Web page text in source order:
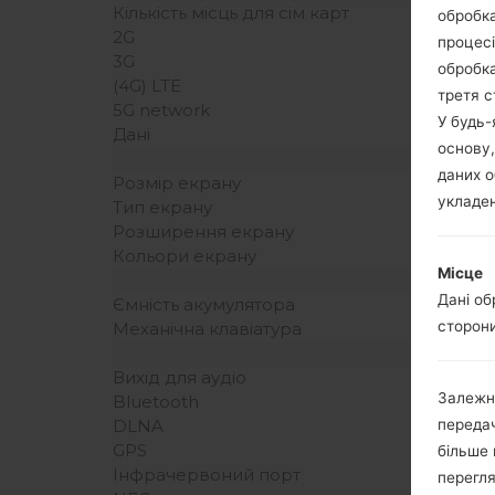
Кількість місць для сім карт
2G
3G
(4G) LTE
5G network
Дані
Розмір екрану
Тип екрану
Розширення екрану
Кольори екрану
Ємність акумулятора
Механічна клавіатура
Вихід для аудіо
Bluetooth
DLNA
GPS
Інфрачервоний порт
третя
У будь-
даних
Місце
Дані
більше